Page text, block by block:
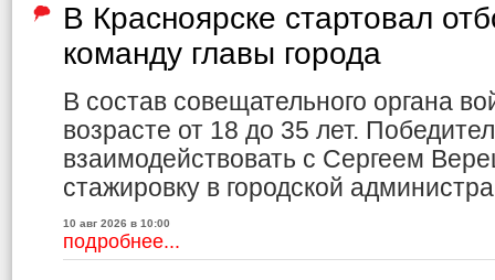
В Красноярске стартовал
команду главы города
В состав совещательного органа
возрасте от 18 до 35 лет.
взаимодействовать с Сергеем
стажировку в городской
10 авг 2026 в 10:00
подробнее...